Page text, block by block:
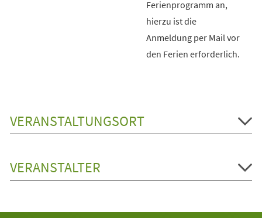
Ferienprogramm an,
hierzu ist die
Anmeldung per Mail vor
den Ferien erforderlich.
VERANSTALTUNGSORT
VERANSTALTER